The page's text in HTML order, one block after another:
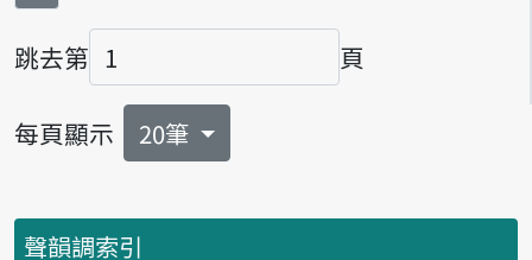
跳去第
頁碼
頁
每頁顯示 20筆
聲韻調索引